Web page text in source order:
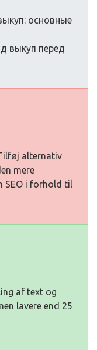
основные
выкуп перед
alternativ
mere
SEO i forhold til
af text og
lavere end 25